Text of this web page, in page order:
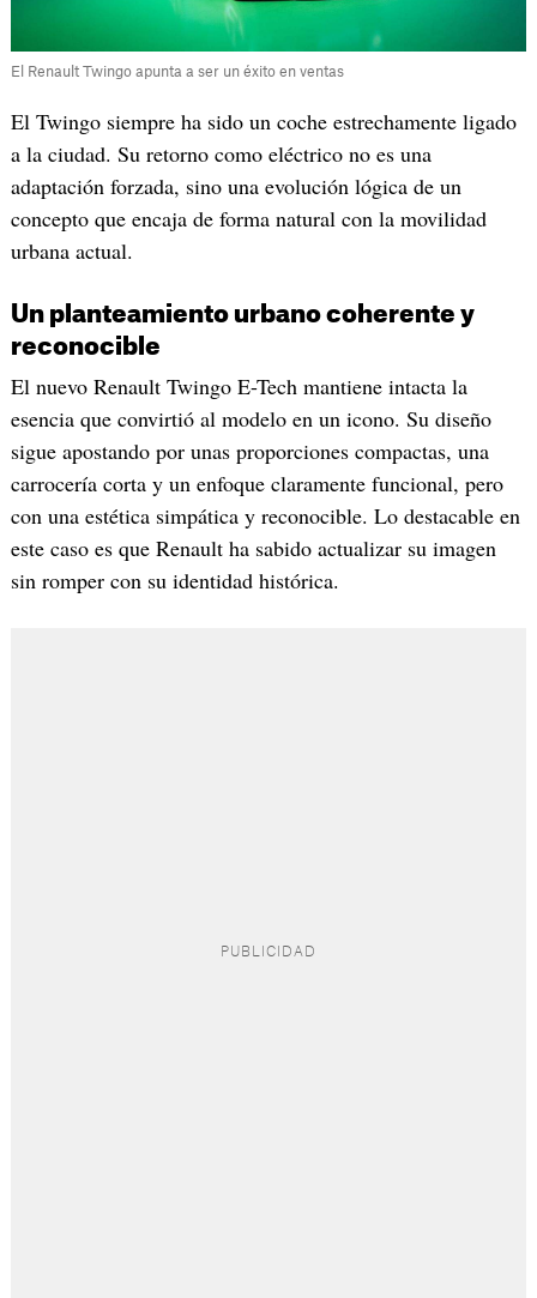
El Renault Twingo apunta a ser un éxito en ventas
El Twingo siempre ha sido un coche estrechamente ligado
a la ciudad. Su retorno como eléctrico no es una
adaptación forzada, sino una evolución lógica de un
concepto que encaja de forma natural con la movilidad
urbana actual.
Un planteamiento urbano coherente y
reconocible
El nuevo Renault Twingo E-Tech mantiene intacta la
esencia que convirtió al modelo en un icono. Su diseño
sigue apostando por unas proporciones compactas, una
carrocería corta y un enfoque claramente funcional, pero
con una estética simpática y reconocible. Lo destacable en
este caso es que Renault ha sabido actualizar su imagen
sin romper con su identidad histórica.